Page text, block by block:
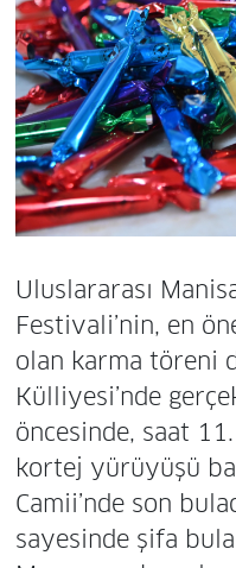
Uluslararası
Festivali’nin, en
olan karma töreni
Külliyesi’nde
öncesinde, saat
kortej yürüyüşü
Camii’nde son
sayesinde şifa